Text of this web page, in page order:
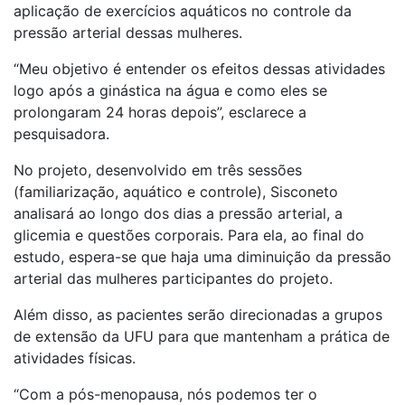
aplicação de exercícios aquáticos no controle da
pressão arterial dessas mulheres.
“Meu objetivo é entender os efeitos dessas atividades
logo após a ginástica na água e como eles se
prolongaram 24 horas depois”, esclarece a
pesquisadora.
No projeto, desenvolvido em três sessões
(familiarização, aquático e controle), Sisconeto
analisará ao longo dos dias a pressão arterial, a
glicemia e questões corporais. Para ela, ao final do
estudo, espera-se que haja uma diminuição da pressão
arterial das mulheres participantes do projeto.
Além disso, as pacientes serão direcionadas a grupos
de extensão da UFU para que mantenham a prática de
atividades físicas.
“Com a pós-menopausa, nós podemos ter o